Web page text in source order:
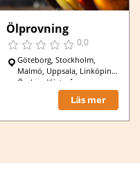
Ölprovning
0,0
Göteborg, Stockholm,
Malmö, Uppsala, Linköping,
Örebro, Västerås,
Helsingborg, Gävle, Växjö,
Läs mer